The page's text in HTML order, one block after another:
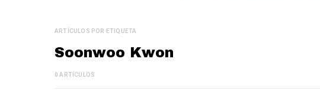
ARTÍCULOS POR ETIQUETA
Soonwoo Kwon
0 ARTÍCULOS